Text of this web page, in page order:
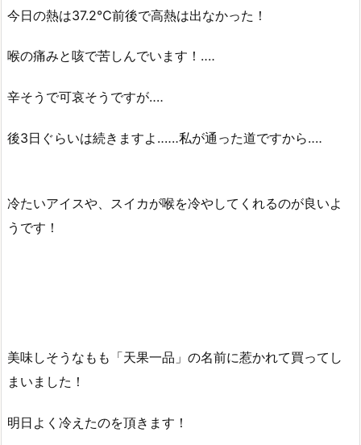
今日の熱は37.2℃前後で高熱は出なかった！
喉の痛みと咳で苦しんでいます！‥‥
辛そうで可哀そうですが‥‥
後3日ぐらいは続きますよ‥‥‥私が通った道ですから‥‥
冷たいアイスや、スイカが喉を冷やしてくれるのが良いよ
うです！
美味しそうなもも「天果一品」の名前に惹かれて買ってし
まいました！
明日よく冷えたのを頂きます！